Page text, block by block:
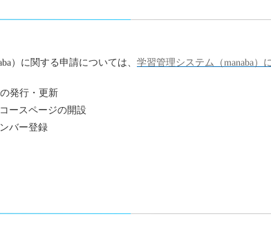
）に関する申請については、学習管理システム（manaba）
発行・更新
ースページの開設
バー登録